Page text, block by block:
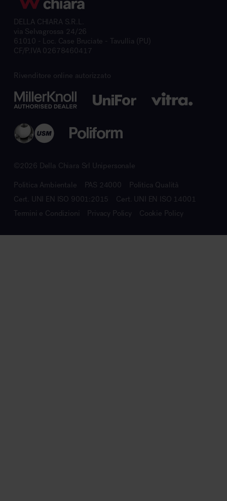
DELLA CHIARA S.R.L.
via Selvagrossa 24/26
61010 - Loc. Case Bruciate - Tavullia (PU)
CF/P.IVA 02678460417
Rivenditore online autorizzato
©2026 Della Chiara Srl Unipersonale
Politica Ambientale PAS 24000
Politica Qualità
Cert. UNI EN ISO 9001:2015
Cert. UNI EN ISO 14001
Termini e Condizioni
Privacy Policy Cookie Policy